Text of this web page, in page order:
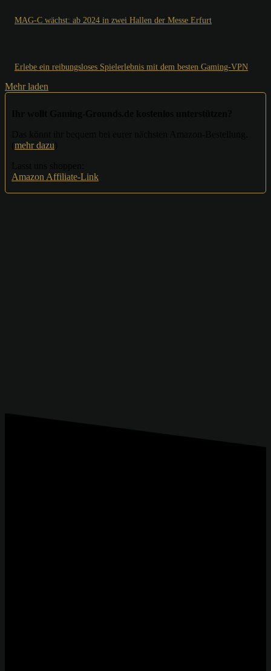
MAG-C wächst: ab 2024 in zwei Hallen der Messe Erfurt
Erlebe ein reibungsloses Spielerlebnis mit dem besten Gaming-VPN
Mehr laden
mehr dazu
Amazon Affiliate-Link